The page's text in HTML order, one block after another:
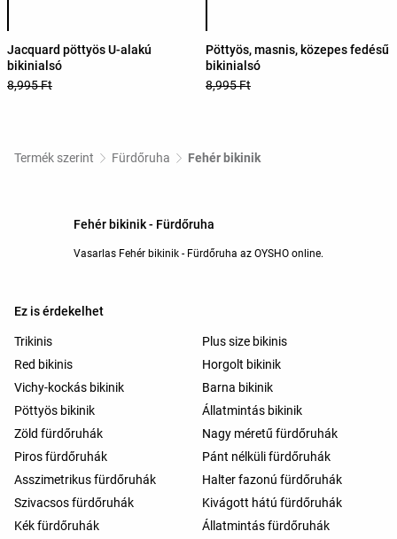
Jacquard pöttyös U-alakú
bikinialsó
8,995 Ft
Pöttyös, masnis, közepes fedésű
bikinialsó
8,995 Ft
Termék szerint Fürdőruha Fehér bikinik
Fehér bikinik - Fürdőruha
Vasarlas Fehér bikinik - Fürdőruha az OYSHO online.
Ez is érdekelhet
Trikinis
Plus size bikinis
Red bikinis
Horgolt bikinik
Vichy-kockás bikinik
Barna bikinik
Pöttyös bikinik
Állatmintás bikinik
Zöld fürdőruhák
Nagy méretű fürdőruhák
Piros fürdőruhák
Pánt nélküli fürdőruhák
Asszimetrikus fürdőruhák
Halter fazonú fürdőruhák
Szivacsos fürdőruhák
Kivágott hátú fürdőruhák
Kék fürdőruhák
Állatmintás fürdőruhák